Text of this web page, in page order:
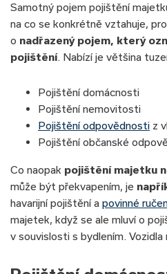
Samotný pojem pojištění
na co se konkrétně vztahuje,
o nadřazený pojem, který
pojištění. Nabízí je většina
Pojištění domácnosti
Pojištění nemovitosti
Pojištění odpovědnosti z
Pojištění občanské
Co naopak pojištění majetku
může být překvapením, je
havarijní pojištění a povinné
majetek, když se ale mluví o
v souvislosti s bydlením. Vozidla